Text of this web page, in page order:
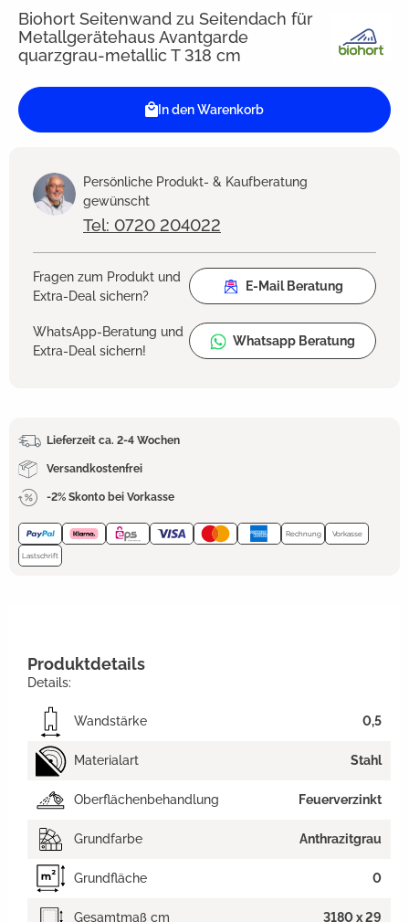
Biohort Seitenwand zu Seitendach für
Metallgerätehaus Avantgarde
quarzgrau-metallic T 318 cm
In den Warenkorb
Persönliche Produkt- & Kaufberatung
gewünscht
Tel: 0720 204022
Fragen zum Produkt und
Extra-Deal sichern?
E-Mail Beratung
WhatsApp-Beratung und
Extra-Deal sichern!
Whatsapp Beratung
Lieferzeit ca. 2-4 Wochen
Versandkostenfrei
-2% Skonto bei Vorkasse
Rechnung Vorkasse
Lastschrift
Produktdetails
Details:
Wandstärke 0,5
Materialart Stahl
Oberflächenbehandlung Feuerverzinkt
Grundfarbe Anthrazitgrau
Grundfläche 0
Gesamtmaß cm 3180 x 29